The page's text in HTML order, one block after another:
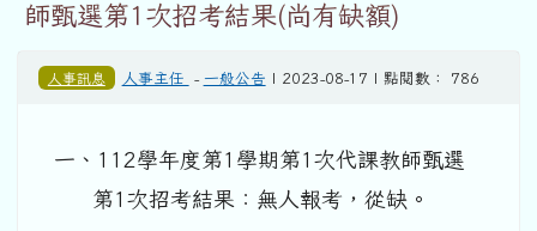
師甄選第1次招考結果(尚有缺額)
人事訊息 人事主任 - 一般公告 | 2023-08-17 | 點閱數： 786
一、112學年度第1學期第1次代課教師甄選
第1次招考結果：無人報考，從缺。